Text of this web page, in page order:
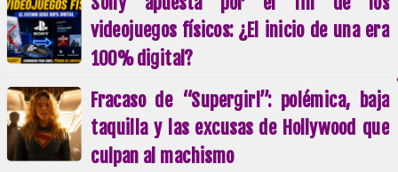
videojuegos físicos: ¿El inicio de una era
100% digital?
Fracaso de “Supergirl”: polémica, baja
taquilla y las excusas de Hollywood que
culpan al machismo